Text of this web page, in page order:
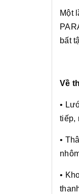
Một
bất
Về
•
tiếp,
•
•